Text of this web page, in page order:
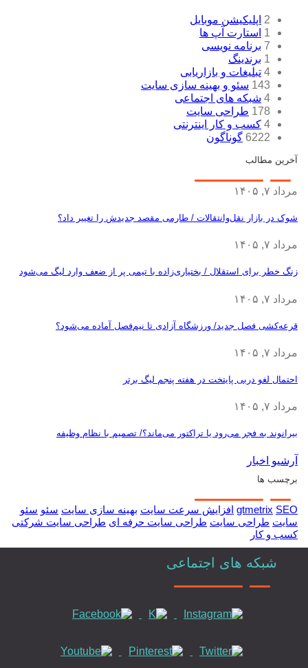
2 اپلیکیشن موبایل
1 استارت آپ ها
7 برنامه نویسی
1 برندینگ
4 تبلیغات و بازاریابی
143 سئو و بهینه سازی سایت
4 شبکه های اجتماعی
178 طراحی سایت
4 کسب و کار اینترنتی
6222 گوناگون
آخرین مطالب
مرداد ۷, ۱۴۰۵
شوک در بازار نقل‌وانتقالات / طارمی مقصد جدیدش را تغییر داد؟
مرداد ۷, ۱۴۰۵
زنگ خطر برای استقلال / بختیاری‌زاده با تیمی پر از ضعف وارد لیگ می‌شود
مرداد ۷, ۱۴۰۵
قرعه‎‌کشی فصل جدید/ ورزشگاه آزادی تا نیم‌فصل آماده می‌شود؟
مرداد ۷, ۱۴۰۵
احتمال لغو دربی پایتخت در هفته پنجم لیگ برتر
مرداد ۷, ۱۴۰۵
بیرانوند به فجر می‌رود یا تراکتور می‌ماند؟/ تصمیم با نظام وظیفه
آرشیو اخبار
برچسب ها
gtmetrix SEO افزایش سرعت سایت بهینه سازی سایت سئو سئو
سایت طراحی سایت طراحی سایت حرفه ای طراحی سایت شرکتی
کسب و کار
شبکه های اجتماعی